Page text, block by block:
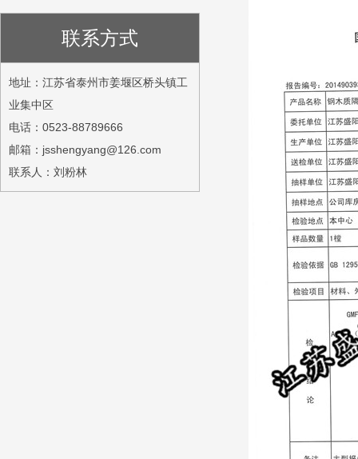
联系方式
地址：江苏省泰州市姜堰区桥头镇工
业集中区
电话：0523-88789666
邮箱：jsshengyang@126.com
联系人：刘粉林